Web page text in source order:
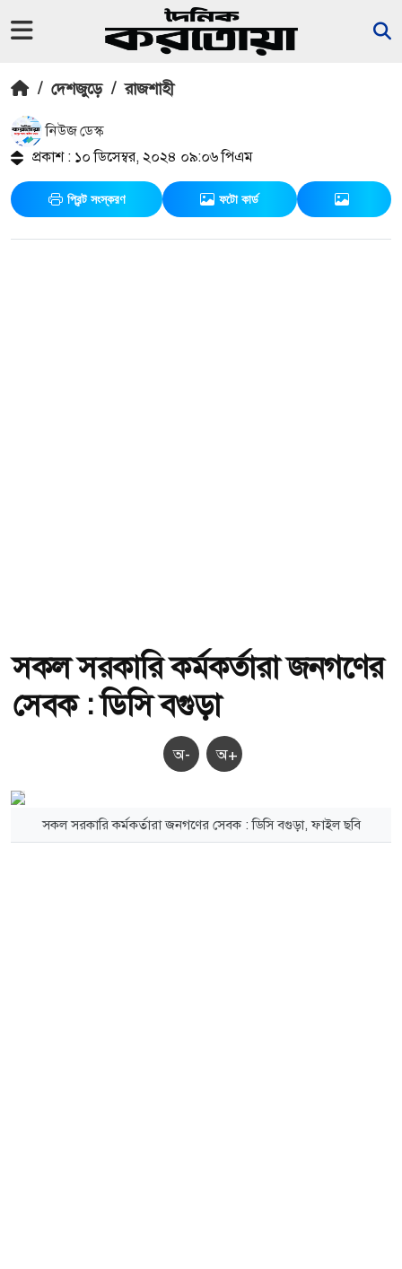
/ দেশজুড়ে / রাজশাহী
নিউজ ডেস্ক
প্রকাশ : ১০ ডিসেম্বর, ২০২৪ ০৯:০৬ পিএম
প্রিন্ট সংস্করণ ফটো কার্ড
সকল সরকারি কর্মকর্তারা জনগণের
সেবক : ডিসি বগুড়া
অ- অ+
সকল সরকারি কর্মকর্তারা জনগণের সেবক : ডিসি বগুড়া, ফাইল ছবি